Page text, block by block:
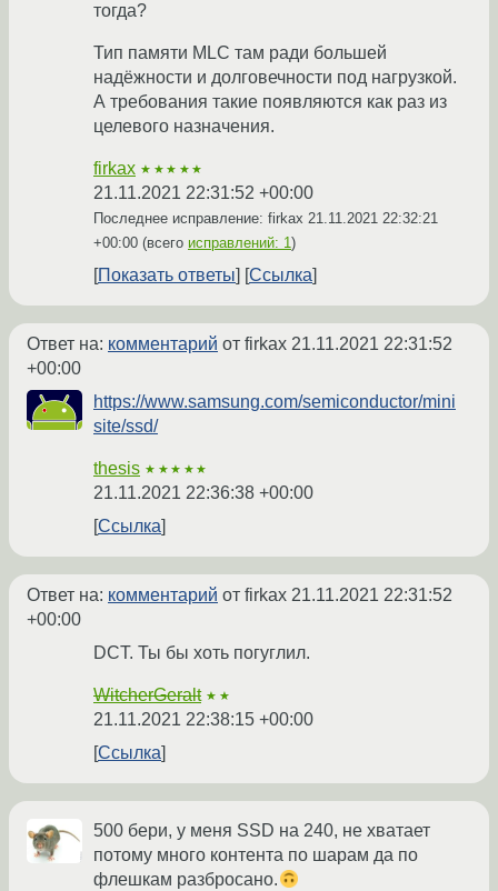
тогда?
Тип памяти MLC там ради большей
надёжности и долговечности под нагрузкой.
А требования такие появляются как раз из
целевого назначения.
firkax ★★★★★
21.11.2021 22:31:52 +00:00
Последнее исправление: firkax 21.11.2021 22:32:21
+00:00 (всего исправлений: 1)
Показать ответы Ссылка
Ответ на: комментарий от firkax 21.11.2021 22:31:52
+00:00
https://www.samsung.com/semiconductor/mini
site/ssd/
thesis ★★★★★
21.11.2021 22:36:38 +00:00
Ссылка
Ответ на: комментарий от firkax 21.11.2021 22:31:52
+00:00
DCT. Ты бы хоть погуглил.
WitcherGeralt ★★
21.11.2021 22:38:15 +00:00
Ссылка
500 бери, у меня SSD на 240, не хватает
потому много контента по шарам да по
флешкам разбросано.